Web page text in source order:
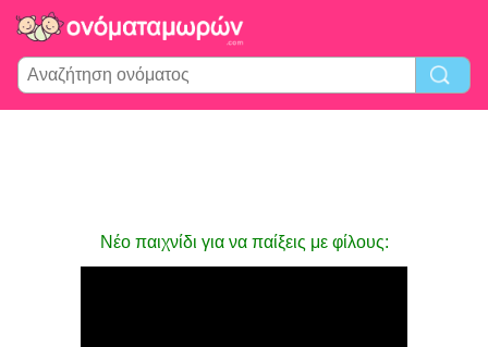
Νέο παιχνίδι για να παίξεις με φίλους: